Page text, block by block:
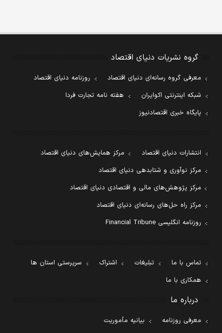
گروه نشریات دنیای اقتصاد
معرفی گروه رسانه‌ای دنیای اقتصاد
روزنامه دنیای اقتصاد
شبکه اینترنتی اکوایران
هفته نامه تجارت فردا
پایگاه خبری اقتصادنیوز
انتشارات دنیای اقتصاد
مرکز همایش‌های دنیای اقتصاد
مرکز نوآوری و شتابدهی دنیای اقتصاد
مرکز پژوهش‌های مالی و اقتصادی دنیای اقتصاد
مرکز راه حل‌های رسانه‌ای دنیای اقتصاد
روزنامه انگلیسی Financial Tribune
تماس با ما تبلیغات اشتراک
سرپرستی استان ها
همکاری با ما
درباره ما
معرفی روزنامه بیانیه مأموریت